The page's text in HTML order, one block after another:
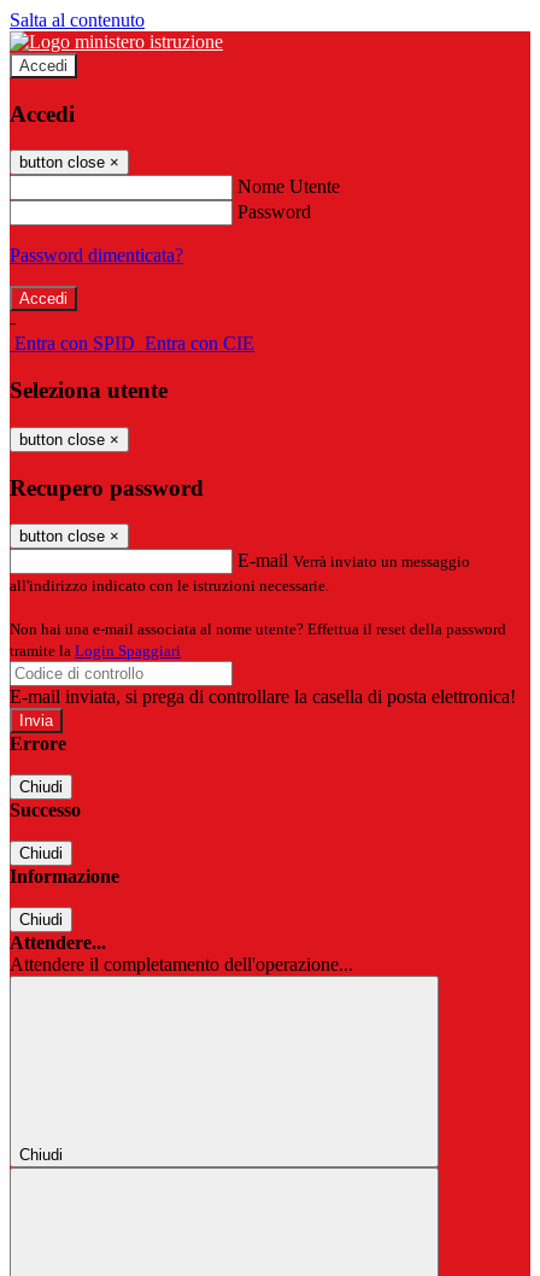
Salta al contenuto
Accedi
Accedi
button close ×
Nome Utente
Password
Password dimenticata?
-
Entra con SPID Entra con CIE
Seleziona utente
button close ×
Recupero password
button close ×
E-mail Verrà inviato un messaggio
all'indirizzo indicato con le istruzioni necessarie.
Non hai una e-mail associata al nome utente? Effettua il reset della password
tramite la Login Spaggiari
E-mail inviata, si prega di controllare la casella di posta elettronica!
Errore
Chiudi
Successo
Chiudi
Informazione
Chiudi
Attendere...
Attendere il completamento dell'operazione...
Chiudi